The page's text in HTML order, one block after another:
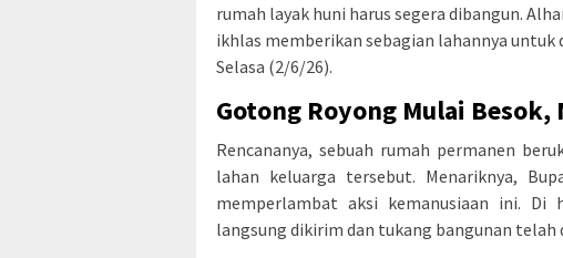
rumah layak huni harus segera dibangun.
ikhlas memberikan sebagian lahannya untuk
Selasa (2/6/26).
Gotong Royong Mulai
Rencananya, sebuah rumah permanen
lahan keluarga tersebut. Menariknya,
memperlambat aksi kemanusiaan ini. Di
langsung dikirim dan tukang bangunan telah